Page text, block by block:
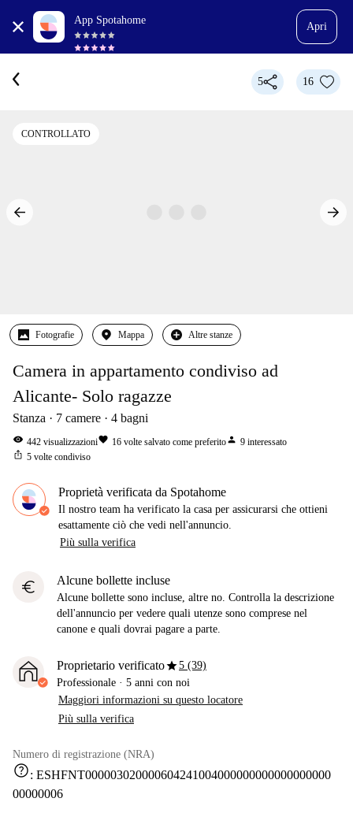
App Spotahome
Apri
5 16
CONTROLLATO
Fotografie Mappa Altre stanze
Camera in appartamento condiviso ad
Alicante- Solo ragazze
Stanza 7 camere 4 bagni
visibility 442 visualizzazionifavorite 16 volte salvato come preferitoperson 9 interessato
ios_share 5 volte condiviso
Proprietà verificata da Spotahome
Il nostro team ha verificato la casa per assicurarsi che ottieni
esattamente ciò che vedi nell'annuncio.
Più sulla verifica
euro Alcune bollette incluse
Alcune bollette sono incluse, altre no. Controlla la descrizione
dell'annuncio per vedere quali utenze sono comprese nel
canone e quali dovrai pagare a parte.
Proprietario verificatostar5 (39)
Professionale · 5 anni con noi
Maggiori informazioni su questo locatore
Più sulla verifica
Numero di registrazione (NRA)
help: ESHFNT000003020000604241004000000000000000000
00000006